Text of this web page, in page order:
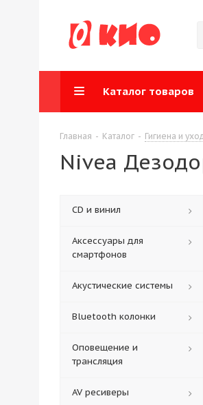
Каталог товаров
Главная - Каталог - Гигиена и
Nivea
CD и винил
Аксессуары для
смартфонов
Акустические системы
Bluetooth колонки
Оповещение и
трансляция
AV ресиверы